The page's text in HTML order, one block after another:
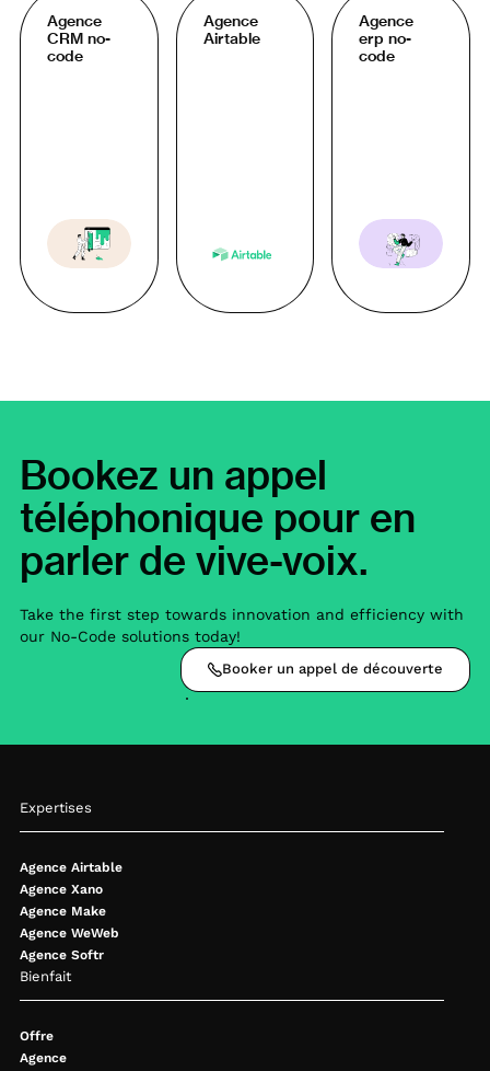
Agence
CRM no-
code
Agence
Airtable
Agence
erp no-
code
Bookez un appel
téléphonique pour en
parler de vive-voix.
Take the first step towards innovation and efficiency with
our No-Code solutions today!
Booker un appel de découverte
Expertises
Agence Airtable
Agence Xano
Agence Make
Agence WeWeb
Agence Softr
Bienfait
Offre
Agence